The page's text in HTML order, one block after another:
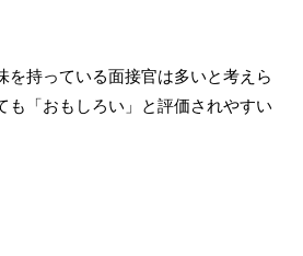
を持っている面接官は多いと考えら
も「おもしろい」と評価されやすい